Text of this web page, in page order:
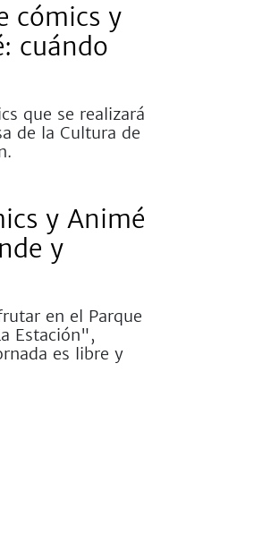
cómics y
cuándo
que se realizará
de la Cultura de
y Animé
y
en el Parque
Estación",
es libre y